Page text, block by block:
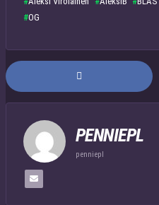
OG
PENNIEPL
penniepl